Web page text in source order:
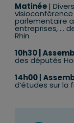
Matinée|
parlementaire
entreprises, …
Rhin
10h30 |
des députés
14h00 |
d’études sur la